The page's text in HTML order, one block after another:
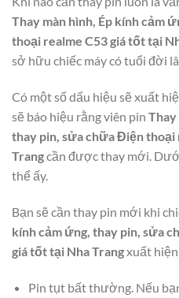
Thay màn hình, Ép kính cảm
thoại realme C53 giá tốt tại
sở hữu chiếc máy có tuổi đời
Có một số dấu hiệu sẽ xuất
sẽ báo hiệu rằng viên pin Thay
thay pin, sửa chữa Điện thoại
Trangcần được thay mới.
thể ấy.
Bạn sẽ cần thay pin mới khi
kính cảm ứng, thay pin, sửa
giá tốt tại Nha Trangxuất
Pin tụt bất thường. Nếu